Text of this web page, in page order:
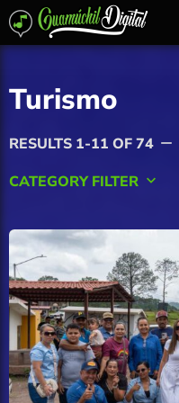
Turismo
RESULTS 1-11 OF 74 remove
CATEGORY FILTER keyboard_arrow_down
Ahome
Angostura
Badiraguato